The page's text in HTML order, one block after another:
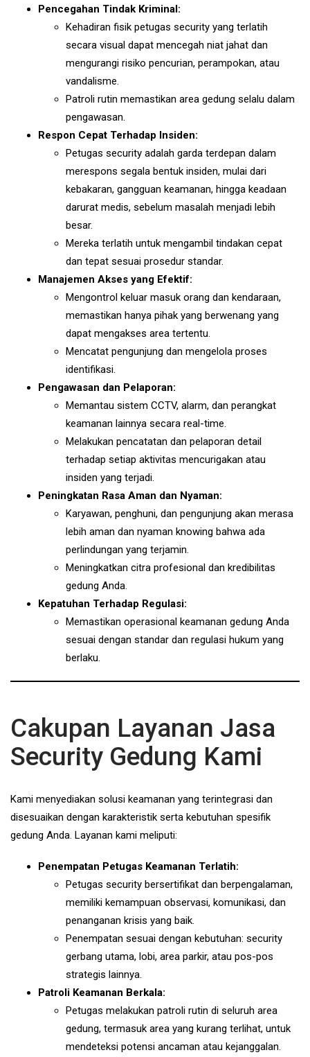
Pencegahan Tindak Kriminal:
Kehadiran fisik petugas security yang terlatih
secara visual dapat mencegah niat jahat dan
mengurangi risiko pencurian, perampokan, atau
vandalisme.
Patroli rutin memastikan area gedung selalu dalam
pengawasan.
Respon Cepat Terhadap Insiden:
Petugas security adalah garda terdepan dalam
merespons segala bentuk insiden, mulai dari
kebakaran, gangguan keamanan, hingga keadaan
darurat medis, sebelum masalah menjadi lebih
besar.
Mereka terlatih untuk mengambil tindakan cepat
dan tepat sesuai prosedur standar.
Manajemen Akses yang Efektif:
Mengontrol keluar masuk orang dan kendaraan,
memastikan hanya pihak yang berwenang yang
dapat mengakses area tertentu.
Mencatat pengunjung dan mengelola proses
identifikasi.
Pengawasan dan Pelaporan:
Memantau sistem CCTV, alarm, dan perangkat
keamanan lainnya secara real-time.
Melakukan pencatatan dan pelaporan detail
terhadap setiap aktivitas mencurigakan atau
insiden yang terjadi.
Peningkatan Rasa Aman dan Nyaman:
Karyawan, penghuni, dan pengunjung akan merasa
lebih aman dan nyaman knowing bahwa ada
perlindungan yang terjamin.
Meningkatkan citra profesional dan kredibilitas
gedung Anda.
Kepatuhan Terhadap Regulasi:
Memastikan operasional keamanan gedung Anda
sesuai dengan standar dan regulasi hukum yang
berlaku.
Cakupan Layanan Jasa
Security Gedung Kami
Kami menyediakan solusi keamanan yang terintegrasi dan
disesuaikan dengan karakteristik serta kebutuhan spesifik
gedung Anda. Layanan kami meliputi:
Penempatan Petugas Keamanan Terlatih:
Petugas security bersertifikat dan berpengalaman,
memiliki kemampuan observasi, komunikasi, dan
penanganan krisis yang baik.
Penempatan sesuai dengan kebutuhan: security
gerbang utama, lobi, area parkir, atau pos-pos
strategis lainnya.
Patroli Keamanan Berkala:
Petugas melakukan patroli rutin di seluruh area
gedung, termasuk area yang kurang terlihat, untuk
mendeteksi potensi ancaman atau kejanggalan.